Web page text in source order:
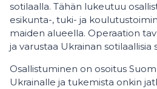
sotilaalla. Tähän lukeutuu
esikunta-, tuki- ja
maiden alueella. Operaation
ja varustaa Ukrainan sotilaallisia
Osallistuminen on osoitus
Ukrainalle ja tukemista onkin